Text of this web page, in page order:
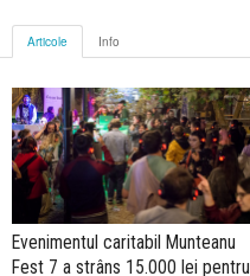
Articole Info
Evenimentul caritabil Munteanu
Fest 7 a strâns 15.000 lei pentru